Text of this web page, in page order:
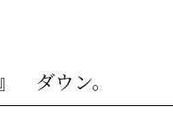
ダウン。